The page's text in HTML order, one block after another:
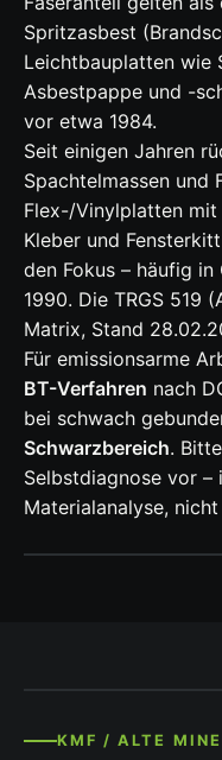
Spritzasbest
Leichtbauplatten wie
Asbestpappe und -
vor etwa 1984.
Seit einigen Jahren
Spachtelmassen und
Flex-/Vinylplatten
Kleber und
den Fokus – häufig
1990. Die TRGS 519
Matrix, Stand
Für emissionsarme
BT-Verfahren nach
bei schwach
Schwarzbereich.
Selbstdiagnose vor
Materialanalyse,
KMF / ALTE